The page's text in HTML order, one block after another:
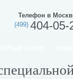
Телефон в
(499) 404-05-